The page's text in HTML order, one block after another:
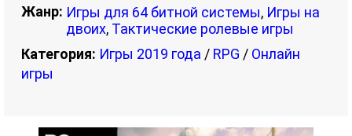
Жанр: Игры для 64 битной системы, Игры на
двоих, Тактические ролевые игры
Категория: Игры 2019 года / RPG / Онлайн
игры